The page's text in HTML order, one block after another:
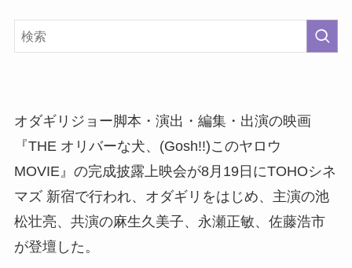
オダギリジョー脚本・演出・編集・出演の映画
『THE オリバーな犬、(Gosh!!)このヤロウ
MOVIE』の完成披露上映会が8月19日にTOHOシネ
マズ 新宿で行われ、オダギリをはじめ、主演の池
松壮亮、共演の麻生久美子、永瀬正敏、佐藤浩市
が登壇した。